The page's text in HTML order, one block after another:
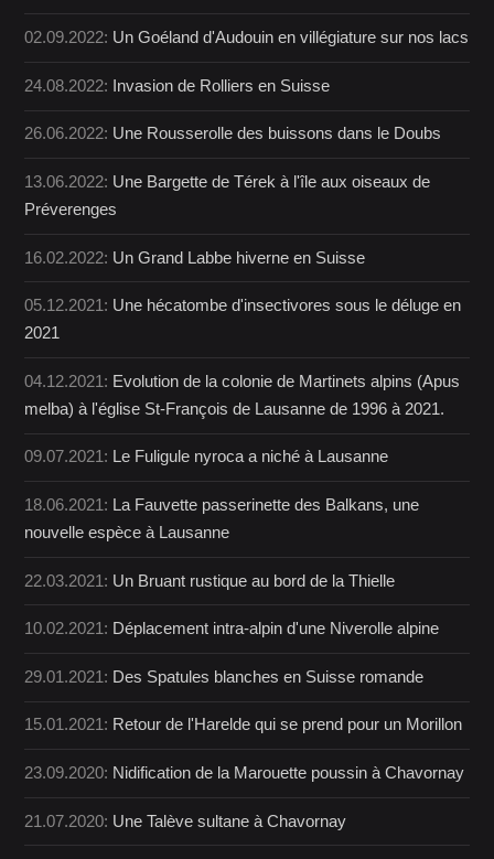
02.09.2022: Un Goéland d'Audouin en villégiature sur nos lacs
24.08.2022: Invasion de Rolliers en Suisse
26.06.2022: Une Rousserolle des buissons dans le Doubs
13.06.2022: Une Bargette de Térek à l'île aux oiseaux de
Préverenges
16.02.2022: Un Grand Labbe hiverne en Suisse
05.12.2021: Une hécatombe d'insectivores sous le déluge en
2021
04.12.2021: Evolution de la colonie de Martinets alpins (Apus
melba) à l'église St-François de Lausanne de 1996 à 2021.
09.07.2021: Le Fuligule nyroca a niché à Lausanne
18.06.2021: La Fauvette passerinette des Balkans, une
nouvelle espèce à Lausanne
22.03.2021: Un Bruant rustique au bord de la Thielle
10.02.2021: Déplacement intra-alpin d'une Niverolle alpine
29.01.2021: Des Spatules blanches en Suisse romande
15.01.2021: Retour de l'Harelde qui se prend pour un Morillon
23.09.2020: Nidification de la Marouette poussin à Chavornay
21.07.2020: Une Talève sultane à Chavornay